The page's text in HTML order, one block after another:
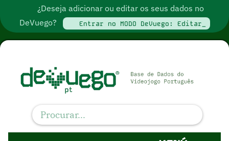
¿Deseja adicionar ou editar os seus dados no
DeVuego?
Entrar no MODO DeVuego: Editar_